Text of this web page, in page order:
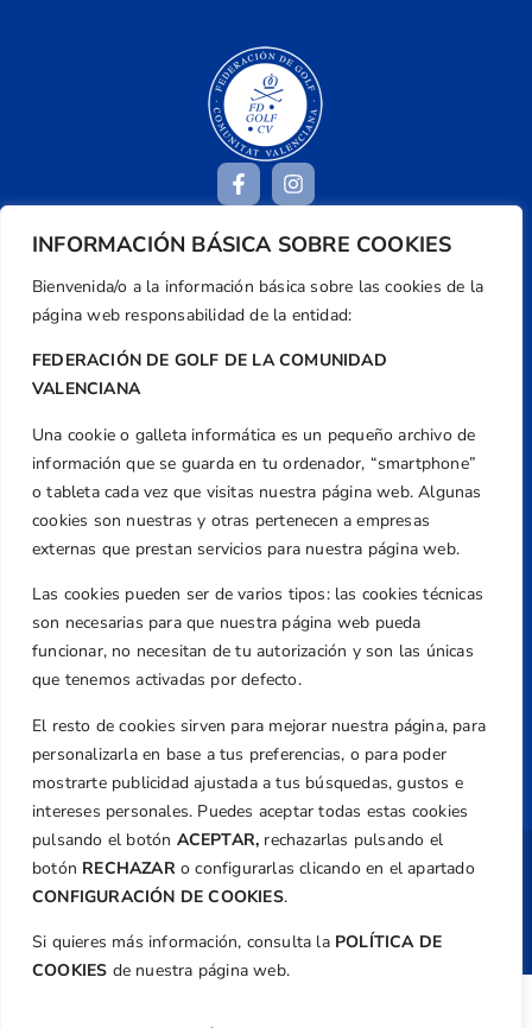
INFORMACIÓN BÁSICA SOBRE COOKIES
Bienvenida/o a la información básica sobre las cookies de la
página web responsabilidad de la entidad:
FEDERACIÓN DE GOLF DE LA COMUNIDAD
VALENCIANA
Una cookie o galleta informática es un pequeño archivo de
información que se guarda en tu ordenador, “smartphone”
o tableta cada vez que visitas nuestra página web. Algunas
cookies son nuestras y otras pertenecen a empresas
externas que prestan servicios para nuestra página web.
Las cookies pueden ser de varios tipos: las cookies técnicas
son necesarias para que nuestra página web pueda
funcionar, no necesitan de tu autorización y son las únicas
que tenemos activadas por defecto.
El resto de cookies sirven para mejorar nuestra página, para
personalizarla en base a tus preferencias, o para poder
mostrarte publicidad ajustada a tus búsquedas, gustos e
intereses personales. Puedes aceptar todas estas cookies
pulsando el botón ACEPTAR, rechazarlas pulsando el
botón RECHAZARo configurarlas clicando en el apartado
CONFIGURACIÓN DE COOKIES.
Si quieres más información, consulta la POLÍTICA DE
COOKIES de nuestra página web.
Centre de L´Esport, Carrer d'Isaac Peral i
Caballero, Nº 5, Despachos 2 y 3, 46980,
Valencia
+34 961 367 799
Email
federacion@golfcv.com
Aviso Legal
Política de Privacidad
Transparencia
Normativa
Federación
Revista
Copyright ©Federación de Golf de la
Comunitat Valenciana| Diseño: